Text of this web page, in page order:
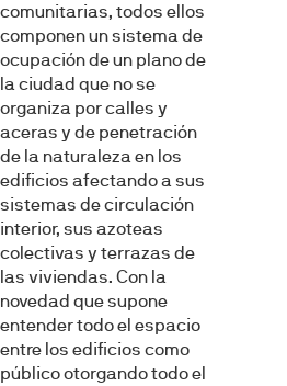
comunitarias, todos ellos
componen un sistema de
ocupación de un plano de
la ciudad que no se
organiza por calles y
aceras y de penetración
de la naturaleza en los
edificios afectando a sus
sistemas de circulación
interior, sus azoteas
colectivas y terrazas de
las viviendas. Con la
novedad que supone
entender todo el espacio
entre los edificios como
público otorgando todo el